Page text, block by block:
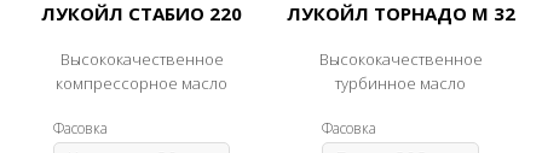
ЛУКОЙЛ СТАБИО 220
Высококачественное
компрессорное масло
Фасовка
ЛУКОЙЛ ТОРНАДО М 32
Высококачественное
турбинное масло
Фасовка